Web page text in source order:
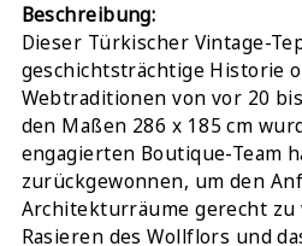
Beschreibung:
Dieser Türkischer Vintage-
geschichtsträchtige Historie
Webtraditionen von vor 20
den Maßen 286 x 185 cm
engagierten Boutique-Team
zurückgewonnen, um den
Architekturräume gerecht zu
Rasieren des Wollflors und